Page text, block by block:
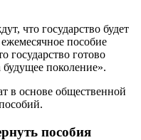
что государство будет
пособие
государство готово
будущее поколение».
в основе общественной
пособия